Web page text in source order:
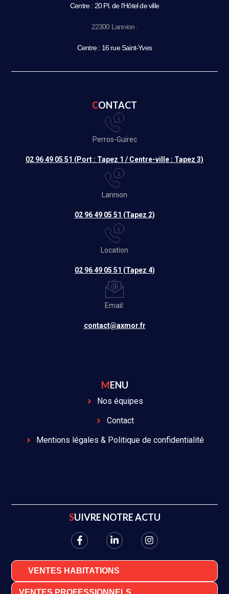
Centre : 20 Pl. de l’Hôtel de ville
22300 Lannion :
Centre : 16 rue Saint-Yves
CONTACT
Perros-Guirec
02 96 49 05 51 (Port : Tapez 1 / Centre-ville : Tapez 3)
Lannion
02 96 49 05 51 (Tapez 2)
Location
02 96 49 05 51 (Tapez 4)
Email:
contact@axmor.fr
MENU
Nos équipes
Contact
Mentions légales & Politique de confidentialité
SUIVRE NOTRE ACTU
VENTES HABITATIONS
VENTES PROFESSIONNELS